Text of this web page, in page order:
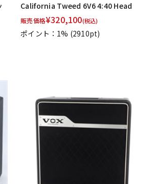
California Tweed 6V6 4:40 Head
販売価格¥320,100(税込)
ポイント：1% (2910pt)